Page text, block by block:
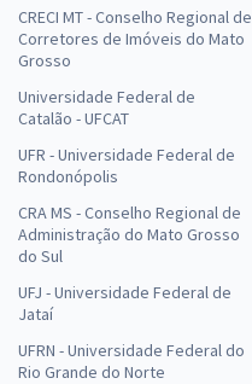
CRECI MT - Conselho Regional de
Corretores de Imóveis do Mato
Grosso
Universidade Federal de
Catalão - UFCAT
UFR - Universidade Federal de
Rondonópolis
CRA MS - Conselho Regional de
Administração do Mato Grosso
do Sul
UFJ - Universidade Federal de
Jataí
UFRN - Universidade Federal do
Rio Grande do Norte